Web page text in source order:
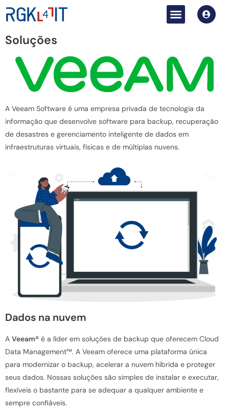
Soluções
A Veeam Software é uma empresa privada de tecnologia da
informação que desenvolve software para backup, recuperação
de desastres e gerenciamento inteligente de dados em
infraestruturas virtuais, físicas e de múltiplas nuvens.
Dados na nuvem
A Veeam® é a líder em soluções de backup que oferecem Cloud
Data Management™. A Veeam oferece uma plataforma única
para modernizar o backup, acelerar a nuvem híbrida e proteger
seus dados. Nossas soluções são simples de instalar e executar,
flexíveis o bastante para se adequar a qualquer ambiente e
sempre confiáveis.